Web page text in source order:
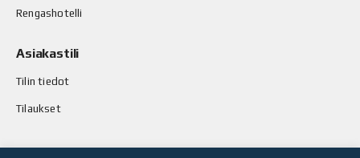
Rengashotelli
Asiakastili
Tilin tiedot
Tilaukset